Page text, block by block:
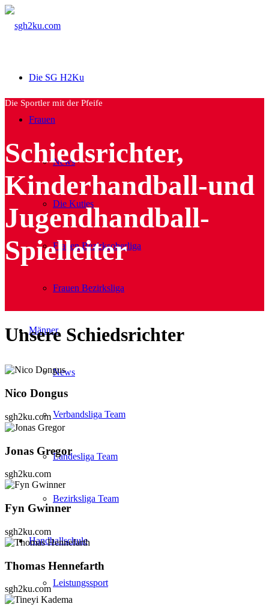
Die SG H2Ku
Frauen
News
Die Kuties
Frauen Bezirksoberliga
Frauen Bezirksliga
Männer
News
Verbandsliga Team
Landesliga Team
Bezirksliga Team
Handballschule
Leistungssport
Die Sportler mit der Pfeife
Schiedsrichter,
Kinderhandball-und
Jugendhandball-
Spielleiter
Unsere Schiedsrichter
Nico Dongus
sgh2ku.com
Jonas Gregor
sgh2ku.com
Fyn Gwinner
sgh2ku.com
Thomas Hennefarth
sgh2ku.com